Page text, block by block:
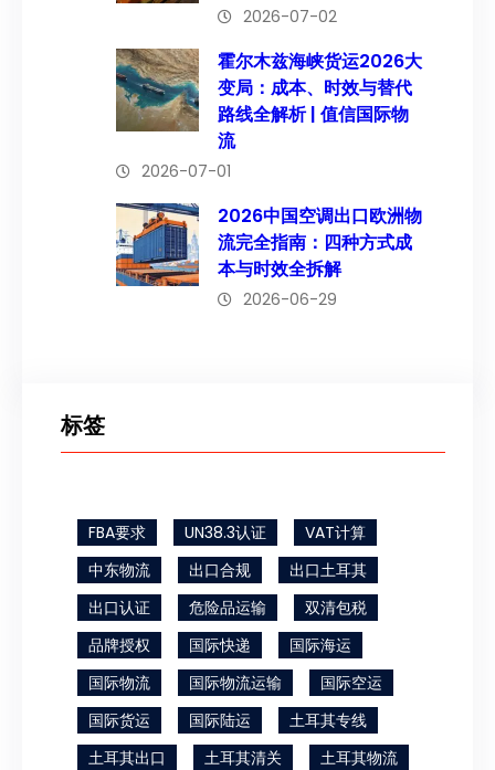
2026-07-02
霍尔木兹海峡货运2026大
变局：成本、时效与替代
路线全解析 | 值信国际物
流
2026-07-01
2026中国空调出口欧洲物
流完全指南：四种方式成
本与时效全拆解
2026-06-29
标签
FBA要求 UN38.3认证
VAT计算
中东物流
出口合规
出口土耳其
出口认证
危险品运输
双清包税
品牌授权
国际快递
国际海运
国际物流
国际物流运输
国际空运
国际货运
国际陆运
土耳其专线
土耳其出口
土耳其清关
土耳其物流